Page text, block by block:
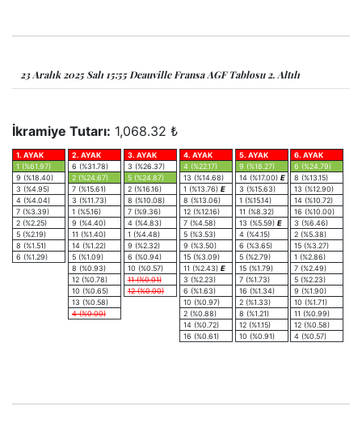
23 Aralık 2025 Salı 15:55 Deauville Fransa AGF Tablosu 2. Altılı
İkramiye Tutarı: 1,068.32 ₺
1. AYAK
1 (%61.97)
9 (%18.40)
3 (%4.95)
4 (%4.04)
7 (%3.39)
2 (%2.25)
5 (%2.19)
8 (%1.51)
6 (%1.29)
2. AYAK
6 (%31.78)
2 (%24.67)
7 (%15.61)
3 (%11.73)
1 (%5.16)
9 (%4.40)
11 (%1.40)
14 (%1.22)
5 (%1.09)
8 (%0.93)
12 (%0.78)
10 (%0.65)
13 (%0.58)
4 (%0.00)
3. AYAK
3 (%26.37)
5 (%24.87)
2 (%16.16)
8 (%10.08)
7 (%9.36)
4 (%4.83)
1 (%4.48)
9 (%2.32)
6 (%0.94)
10 (%0.57)
11 (%0.01)
12 (%0.00)
4. AYAK
4 (%22.17)
13 (%14.68)
1 (%13.76) E
8 (%13.06)
12 (%12.16)
7 (%4.58)
5 (%3.53)
9 (%3.50)
15 (%3.09)
11 (%2.43) E
3 (%2.23)
6 (%1.63)
10 (%0.97)
2 (%0.88)
14 (%0.72)
16 (%0.61)
5. AYAK
9 (%18.27)
14 (%17.00) E
3 (%15.63)
1 (%15.14)
11 (%8.32)
13 (%5.59) E
4 (%4.15)
6 (%3.65)
5 (%2.79)
15 (%1.79)
7 (%1.73)
16 (%1.34)
2 (%1.33)
8 (%1.21)
12 (%1.15)
10 (%0.91)
6. AYAK
6 (%24.79)
8 (%13.15)
13 (%12.90)
14 (%10.72)
16 (%10.00)
3 (%6.46)
2 (%5.38)
15 (%3.27)
1 (%2.86)
7 (%2.49)
5 (%2.23)
9 (%1.90)
10 (%1.71)
11 (%0.99)
12 (%0.58)
4 (%0.57)